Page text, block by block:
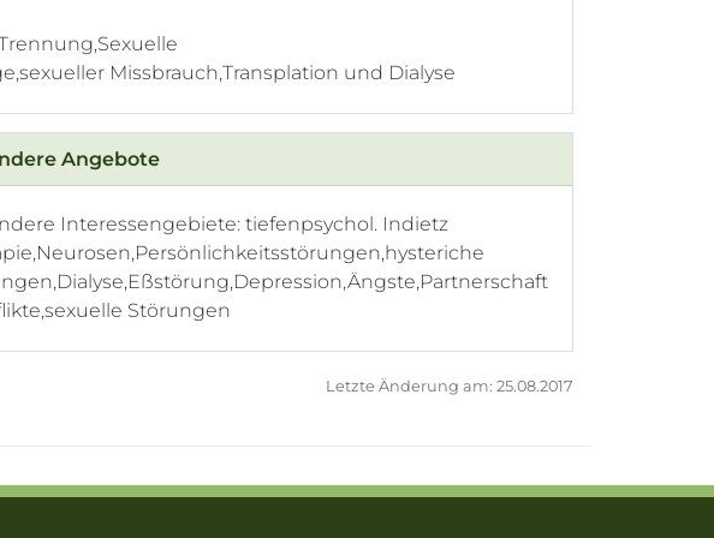
Missbrauch,Transplation und Dialyse
Angebote
Interessengebiete: tiefenpsychol. Indietz
Störungen
Letzte Änderung am: 25.08.2017